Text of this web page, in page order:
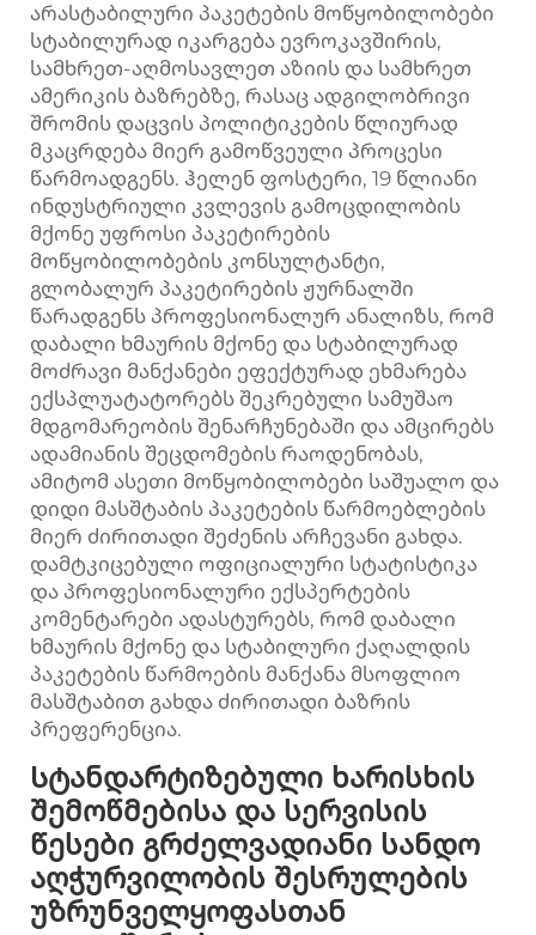
არასტაბილური პაკეტების მოწყობილობები
სტაბილურად იკარგება ევროკავშირის,
სამხრეთ-აღმოსავლეთ აზიის და სამხრეთ
ამერიკის ბაზრებზე, რასაც ადგილობრივი
შრომის დაცვის პოლიტიკების წლიურად
მკაცრდება მიერ გამოწვეული პროცესი
წარმოადგენს. ჰელენ ფოსტერი, 19 წლიანი
ინდუსტრიული კვლევის გამოცდილობის
მქონე უფროსი პაკეტირების
მოწყობილობების კონსულტანტი,
გლობალურ პაკეტირების ჟურნალში
წარადგენს პროფესიონალურ ანალიზს, რომ
დაბალი ხმაურის მქონე და სტაბილურად
მოძრავი მანქანები ეფექტურად ეხმარება
ექსპლუატატორებს შეკრებული სამუშაო
მდგომარეობის შენარჩუნებაში და ამცირებს
ადამიანის შეცდომების რაოდენობას,
ამიტომ ასეთი მოწყობილობები საშუალო და
დიდი მასშტაბის პაკეტების წარმოებლების
მიერ ძირითადი შეძენის არჩევანი გახდა.
დამტკიცებული ოფიციალური სტატისტიკა
და პროფესიონალური ექსპერტების
კომენტარები ადასტურებს, რომ დაბალი
ხმაურის მქონე და სტაბილური ქაღალდის
პაკეტების წარმოების მანქანა მსოფლიო
მასშტაბით გახდა ძირითადი ბაზრის
პრეფერენცია.
Სტანდარტიზებული ხარისხის
შემოწმებისა და სერვისის
წესები გრძელვადიანი სანდო
აღჭურვილობის შესრულების
უზრუნველყოფასთან